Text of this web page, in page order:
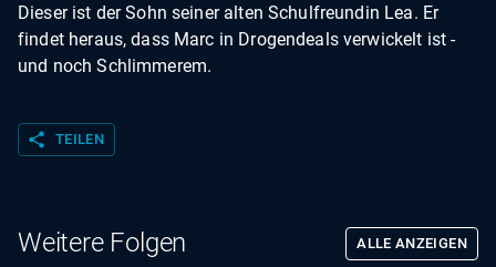
Dieser ist der Sohn seiner alten Schulfreundin Lea. Er
findet heraus, dass Marc in Drogendeals verwickelt ist -
und noch Schlimmerem.
share TEILEN
Weitere Folgen ALLE ANZEIGEN